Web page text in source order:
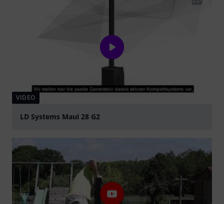
VIDEO
LD Systems Maui 28 G2